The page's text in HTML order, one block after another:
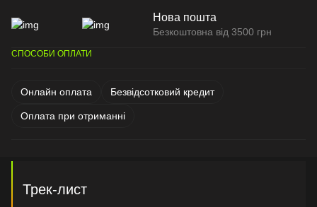
Нова пошта
Безкоштовна від 3500 грн
СПОСОБИ ОПЛАТИ
Онлайн оплата Безвідсотковий кредит
Оплата при отриманні
Трек-лист